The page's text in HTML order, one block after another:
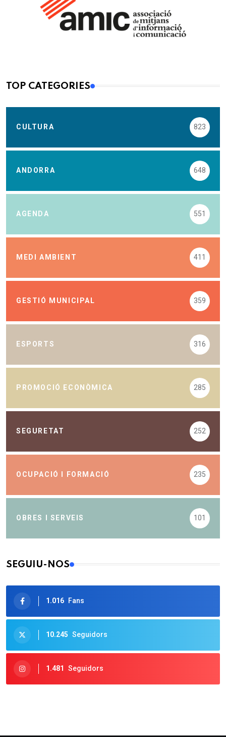
TOP CATEGORIES
CULTURA 823
ANDORRA 648
AGENDA 551
MEDI AMBIENT 411
GESTIÓ MUNICIPAL 359
ESPORTS 316
PROMOCIÓ ECONÒMICA 285
SEGURETAT 252
OCUPACIÓ I FORMACIÓ 235
OBRES I SERVEIS 101
SEGUIU-NOS
1.016 Fans
10.245 Seguidors
1.481 Seguidors